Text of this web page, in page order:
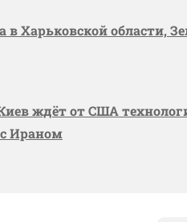
в Харьковской области,
ждёт от США
с Ираном